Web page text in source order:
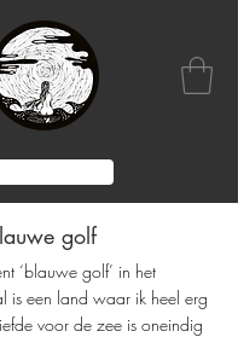
golf
‘blauwe golf’ in het
is een land waar ik heel erg
voor de zee is oneindig